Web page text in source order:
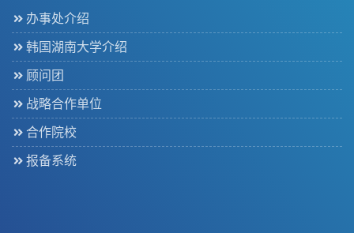
办事处介绍
韩国湖南大学介绍
顾问团
战略合作单位
合作院校
报备系统